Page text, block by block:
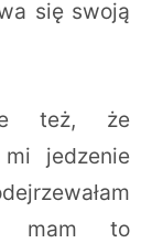
się swoją
też, że
jedzenie
mam to